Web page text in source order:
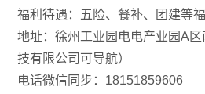
福利待遇：五险、餐补、团建等福
地址：徐州工业园电电产业园A
技有限公司可导航）
电话微信同步：18151859606